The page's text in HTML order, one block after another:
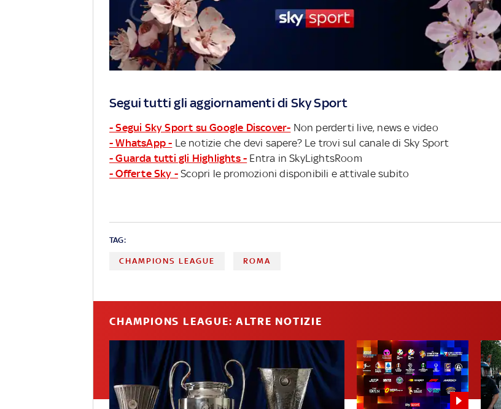
Segui tutti gli aggiornamenti di Sky Sport
- Segui Sky Sport su Google Discover- Non perderti live, news e video
- WhatsApp - Le notizie che devi sapere? Le trovi sul canale di Sky Sport
- Guarda tutti gli Highlights - Entra in SkyLightsRoom
- Offerte Sky - Scopri le promozioni disponibili e attivale subito
TAG:
CHAMPIONS LEAGUE ROMA
CHAMPIONS LEAGUE: ALTRE NOTIZIE